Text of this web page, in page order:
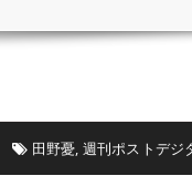
田野憂, 週刊ポストデジ